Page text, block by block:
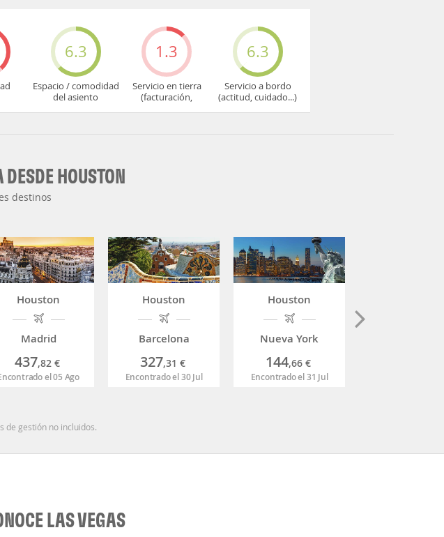
6.3
Espacio / comodidad
del asiento
1.3
Servicio en tierra
(facturación,
6.3
Servicio a bordo
(actitud, cuidado...)
HOUSTON
destinos
Houston
Madrid
437,82 €
el 05 Ago
Houston
Barcelona
327,31 €
Encontrado el 30 Jul
Houston
Nueva York
144,66 €
Encontrado el 31 Jul
de gestión no incluidos.
LAS VEGAS